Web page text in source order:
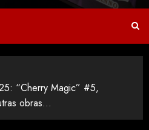
“Cherry Magic” #5,
obras…